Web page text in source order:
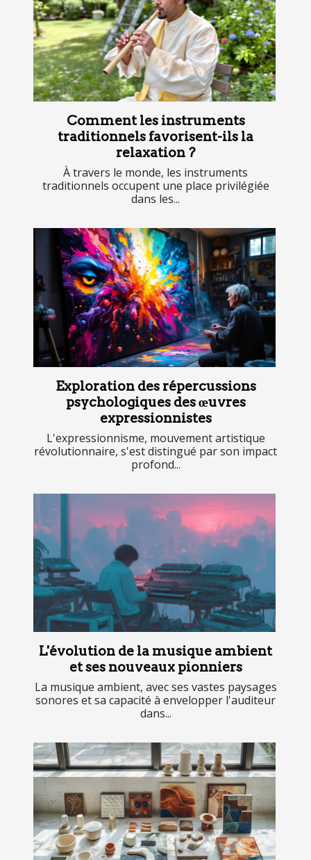
Comment les instruments
traditionnels favorisent-ils la
relaxation ?
À travers le monde, les instruments
traditionnels occupent une place privilégiée
dans les...
Exploration des répercussions
psychologiques des œuvres
expressionnistes
L'expressionnisme, mouvement artistique
révolutionnaire, s'est distingué par son impact
profond...
L'évolution de la musique ambient
et ses nouveaux pionniers
La musique ambient, avec ses vastes paysages
sonores et sa capacité à envelopper l'auditeur
dans...